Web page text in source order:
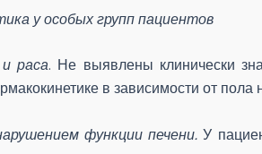
у особых групп пациентов
раса. Не выявлены клинически
в зависимости от пола
функции печени. У